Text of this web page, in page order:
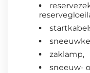
zaklamp,
sneeuw-